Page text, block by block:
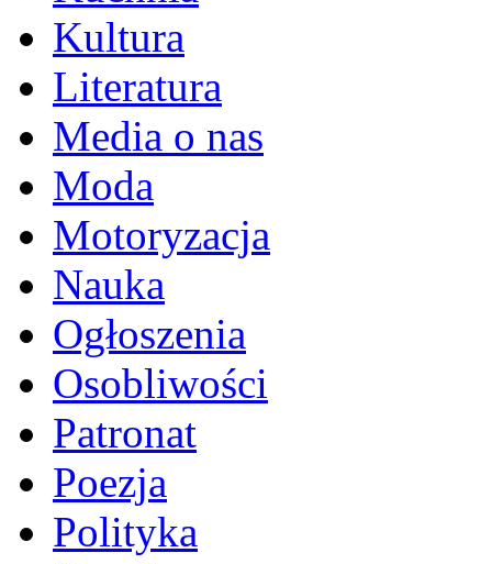
Kultura
Literatura
Media o nas
Moda
Motoryzacja
Nauka
Ogłoszenia
Osobliwości
Patronat
Poezja
Polityka